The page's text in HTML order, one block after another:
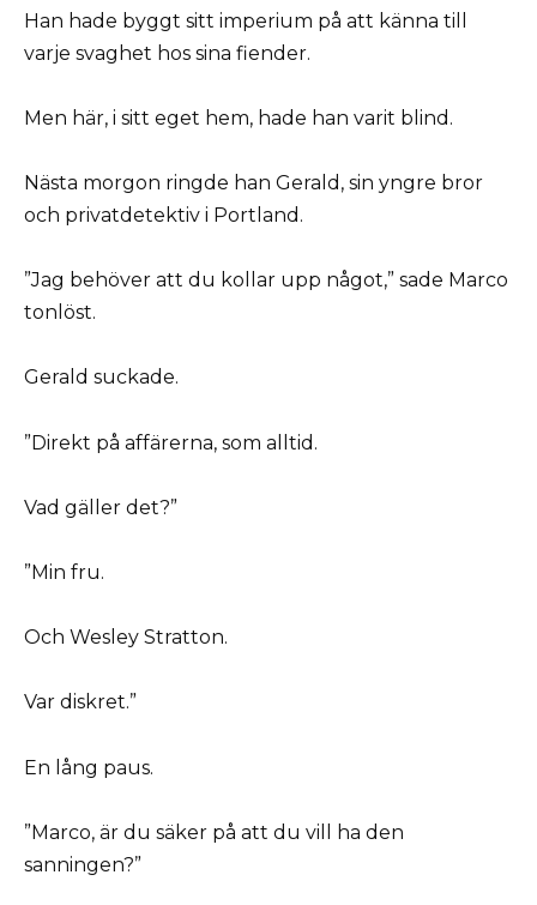
Han hade byggt sitt imperium på att känna till
varje svaghet hos sina fiender.
Men här, i sitt eget hem, hade han varit blind.
Nästa morgon ringde han Gerald, sin yngre bror
och privatdetektiv i Portland.
”Jag behöver att du kollar upp något,” sade Marco
tonlöst.
Gerald suckade.
”Direkt på affärerna, som alltid.
Vad gäller det?”
”Min fru.
Och Wesley Stratton.
Var diskret.”
En lång paus.
”Marco, är du säker på att du vill ha den
sanningen?”